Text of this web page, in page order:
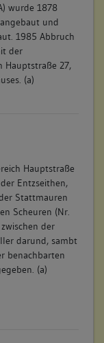
wurde 1878
und
1985 Abbruch
der
Hauptstraße 27,
(a)
Hauptstraße
Entzseithen,
Stattmauren
Scheuren (Nr.
der
darund, sambt
benachbarten
(a)